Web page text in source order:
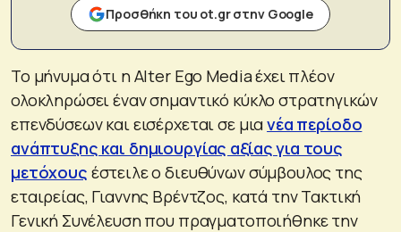
Προσθήκη του ot.gr στην Google
Το μήνυμα ότι η Alter Ego Media έχει πλέον
ολοκληρώσει έναν σημαντικό κύκλο στρατηγικών
επενδύσεων και εισέρχεται σε μιανέα περίοδο
ανάπτυξης και δημιουργίας αξίας για τους
μετόχους έστειλε ο διευθύνων σύμβουλος της
εταιρείας, Γιαννης Βρέντζος, κατά την Τακτική
Γενική Συνέλευση που πραγματοποιήθηκε την